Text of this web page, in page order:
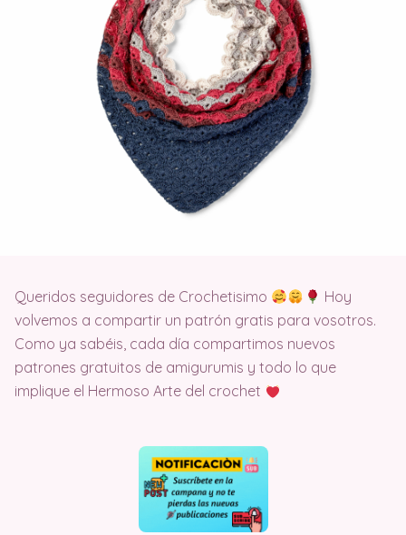
Queridos seguidores de Crochetisimo
Hoy
volvemos a compartir un patrón gratis para vosotros.
Como ya sabéis, cada día compartimos nuevos
patrones gratuitos de amigurumis y todo lo que
implique el Hermoso Arte del crochet